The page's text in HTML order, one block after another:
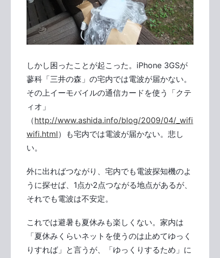
しかし困ったことが起こった。iPhone 3GSが
蓼科「三井の森」の宅内では電波が届かない。
その上イーモバイルの通信カードを使う「クテ
ィオ」
（http://www.ashida.info/blog/2009/04/_wifi
wifi.html）も宅内では電波が届かない。悲し
い。
外に出ればつながり、宅内でも電波探知機のよ
うに探せば、1点か2点つながる地点があるが、
それでも電波は不安定。
これでは避暑も夏休みも楽しくない。家内は
「夏休みくらいネットを使うのは止めてゆっく
りすれば」と言うが、「ゆっくりするため」に